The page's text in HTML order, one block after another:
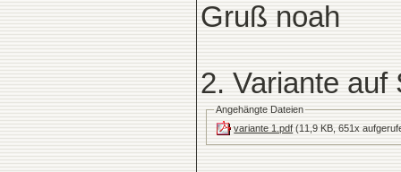
Gruß noah
2. Variante auf
Angehängte Dateien
variante 1.pdf (11,9 KB, 651x